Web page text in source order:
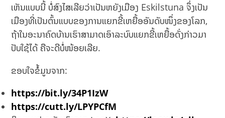
ເຫັນແບບນີ້ ບໍ່ສົງໄສເລີຍວ່າເປັນຫຍັງເມືອງ Eskilstuna ຈຶ່ງເປັນ
ເມືອງທີ່ເປັນຕົ້ນແບບຂອງການແຍກຂີ້ເຫຍື້ອອັນດັບໜຶ່ງຂອງໂລກ,
ຖ້າໃນອະນາຄົດບ້ານເຮົາສາມາດເອົາລະບົບແຍກຂີ້ເຫຍື້ອດັ່ງກ່າວມາ
ປັບໃຊ້ໄດ້ ຄືຈະດີບໍ່ໜ້ອຍເລີຍ.
ຂອບໃຈຂໍ້ມູນຈາກ:
https://bit.ly/34P1IzW
https://cutt.ly/LPYPCfM